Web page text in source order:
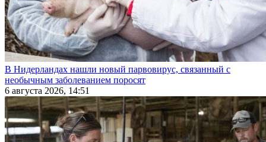
В Нидерландах нашли новый парвовирус, связанный с
необычным заболеванием поросят
6 августа 2026, 14:51